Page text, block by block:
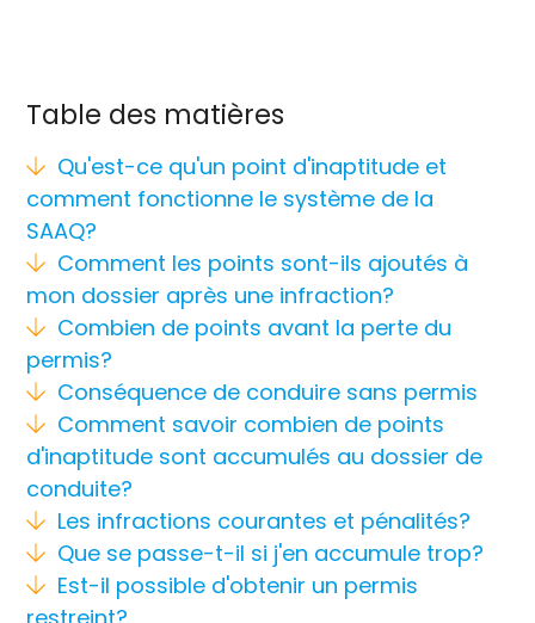
Table des matières
Qu'est-ce qu'un point d'inaptitude et
comment fonctionne le système de la
SAAQ?
Comment les points sont-ils ajoutés à
mon dossier après une infraction?
Combien de points avant la perte du
permis?
Conséquence de conduire sans permis
Comment savoir combien de points
d'inaptitude sont accumulés au dossier de
conduite?
Les infractions courantes et pénalités?
Que se passe-t-il si j'en accumule trop?
Est-il possible d'obtenir un permis